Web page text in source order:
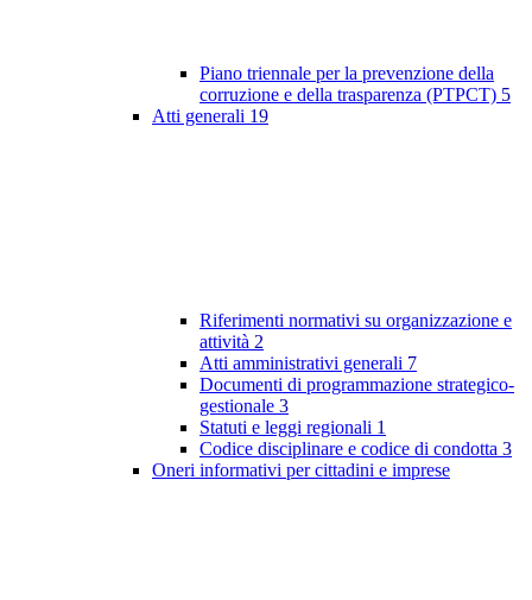
Piano triennale per la prevenzione della
corruzione e della trasparenza (PTPCT) 5
Atti generali 19
Riferimenti normativi su organizzazione e
attività 2
Atti amministrativi generali 7
Documenti di programmazione strategico-
gestionale 3
Statuti e leggi regionali 1
Codice disciplinare e codice di condotta 3
Oneri informativi per cittadini e imprese